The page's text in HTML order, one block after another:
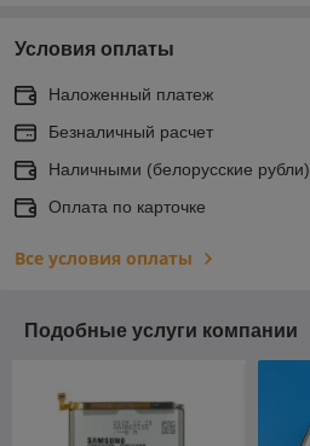
Условия оплаты
Наложенный платеж
Безналичный расчет
Наличными (белорусские рубли)
Оплата по карточке
Все условия оплаты
Подобные услуги компании